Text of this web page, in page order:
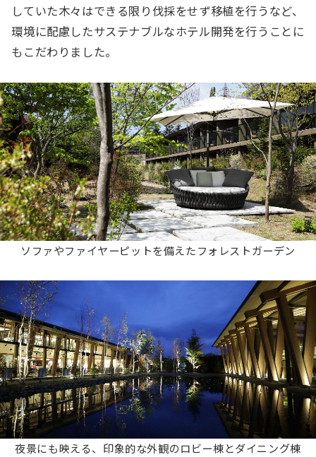
していた木々はできる限り伐採をせず移植を行うなど、
環境に配慮したサステナブルなホテル開発を行うことに
もこだわりました。
ソファやファイヤーピットを備えたフォレストガーデン
夜景にも映える、印象的な外観のロビー棟とダイニング棟